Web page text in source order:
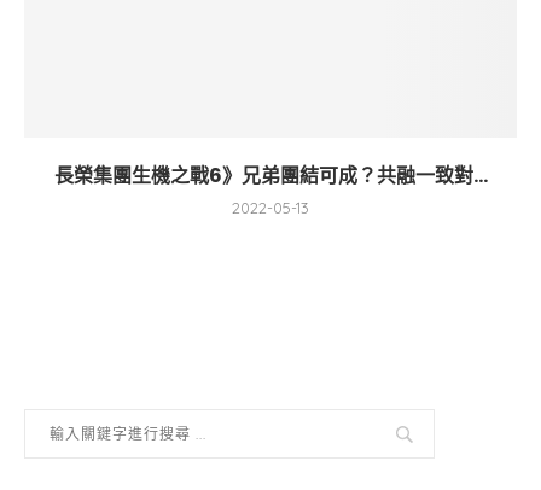
長榮集團生機之戰6》兄弟團結可成？共融一致對...
2022-05-13